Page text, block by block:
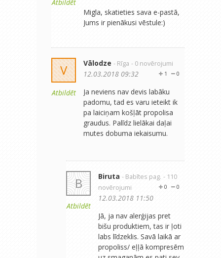
Atbildēt
Migla, skatieties sava e-pastā,
Jums ir pienākusi vēstule:)
V
Atbildēt
Vālodze - Rīga - 0 novērojumi
0
1
12.03.2018 09:32
Ja neviens nav devis labāku
padomu, tad es varu ieteikt ik
pa laiciņam košļāt propolisa
graudus. Palīdz lielākai daļai
mutes dobuma iekaisumu.
B
Atbildēt
Biruta - Babītes pag. - 110
novērojumi
0
0
12.03.2018 11:50
Jā, ja nav alerģijas pret
bišu produktiem, tas ir ļoti
labs līdzeklis. Savā laikā ar
propoliss/ eļļā kompresēm